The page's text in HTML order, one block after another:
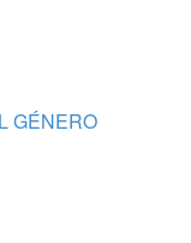
GÉNERO